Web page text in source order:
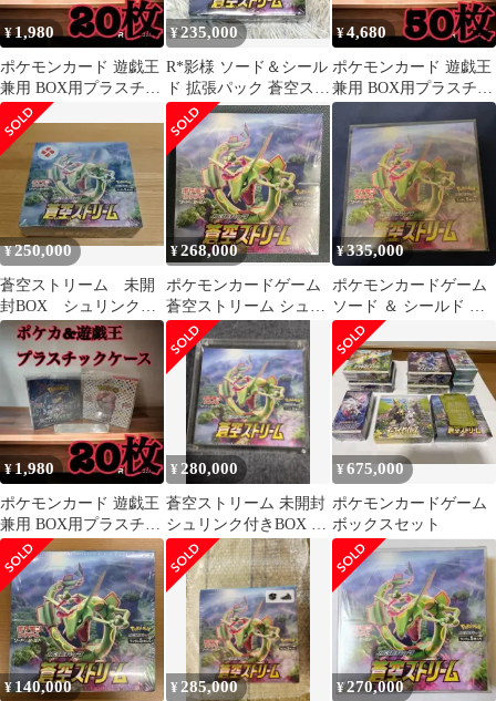
¥1,980
ポケモンカード 遊戯王
兼用 BOX用プラスチッ
クケース ボックスロ
ーダー63
¥235,000
R*影様 ソード＆シール
ド 拡張パック 蒼空スト
リーム シュリンク付
BOX
¥4,680
ポケモンカード 遊戯王
兼用 BOX用プラスチッ
クケース ボックスロ
ーダー5
¥250,000
蒼空ストリーム 未開
封BOX シュリンク付
き
¥268,000
ポケモンカードゲーム
蒼空ストリーム シュリ
ンク付きBOX
¥335,000
ポケモンカードゲーム
ソード ＆ シールド 拡
張パック 蒼空ストリー
ム ボックス
¥1,980
ポケモンカード 遊戯王
兼用 BOX用プラスチッ
クケース ボックスロ
ーダー99
¥280,000
蒼空ストリーム 未開封
シュリンク付きBOX ボ
ックスローダー入
¥675,000
ポケモンカードゲーム
ボックスセット
¥140,000 ¥285,000 ¥270,000